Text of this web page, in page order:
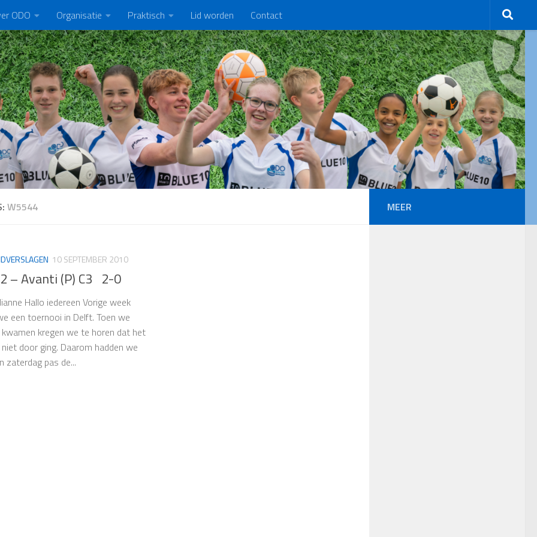
ODO Organisatie Praktisch Lid worden Contact
W5544
10 SEPTEMBER 2010
– Avanti (P) C3 2-0
Hallo iedereen Vorige week
een toernooi in Delft. Toen we
kwamen kregen we te horen dat het
door ging. Daarom hadden we
zaterdag pas de...
MEER